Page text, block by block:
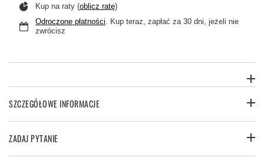
Kup na raty (oblicz ratę)
Odroczone płatności. Kup teraz, zapłać za 30 dni, jeżeli nie
zwrócisz
SZCZEGÓŁOWE INFORMACJE
ZADAJ PYTANIE